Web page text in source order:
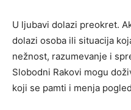
U ljubavi dolazi preokret.
dolazi osoba ili situacija
nežnost, razumevanje i
Slobodni Rakovi mogu
koji se pamti i menja